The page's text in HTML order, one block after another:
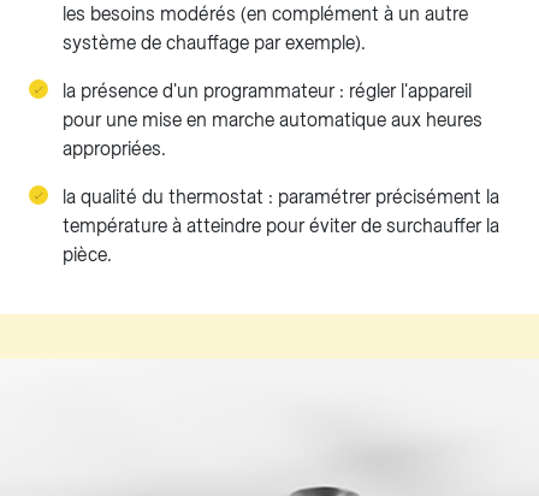
les besoins modérés (en complément à un autre
système de chauffage par exemple).
la présence d'un programmateur : régler l'appareil
pour une mise en marche automatique aux heures
appropriées.
la qualité du thermostat : paramétrer précisément la
température à atteindre pour éviter de surchauffer la
pièce.